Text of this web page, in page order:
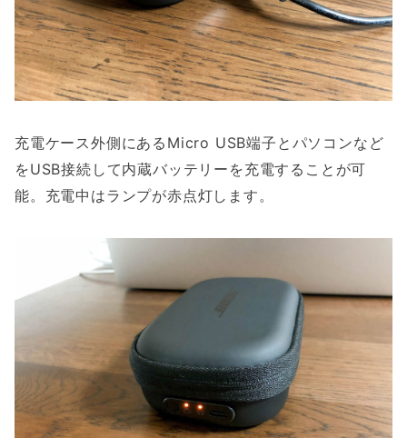
充電ケース外側にあるMicro USB端子とパソコンなど
をUSB接続して内蔵バッテリーを充電することが可
能。充電中はランプが赤点灯します。